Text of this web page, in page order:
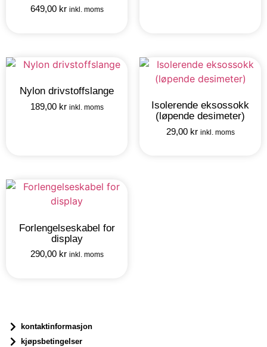
649,00 kr inkl. moms
Nylon drivstoffslange
189,00 kr inkl. moms
Isolerende eksossokk
(løpende desimeter)
29,00 kr inkl. moms
Forlengelseskabel for
display
290,00 kr inkl. moms
kontaktinformasjon
kjøpsbetingelser